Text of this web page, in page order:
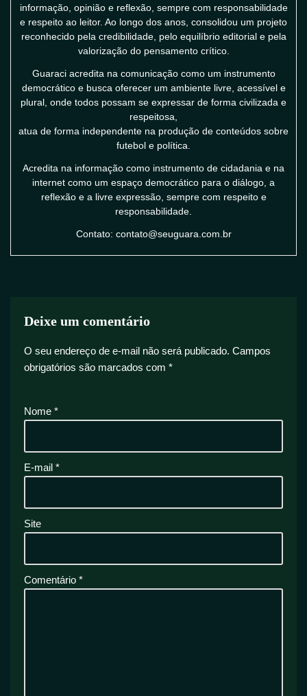
informação, opinião e reflexão, sempre com responsabilidade
e respeito ao leitor. Ao longo dos anos, consolidou um projeto
reconhecido pela credibilidade, pelo equilíbrio editorial e pela
valorização do pensamento crítico.
Guaraci acredita na comunicação como um instrumento
democrático e busca oferecer um ambiente livre, acessível e
plural, onde todos possam se expressar de forma civilizada e
respeitosa,
atua de forma independente na produção de conteúdos sobre
futebol e política.
Acredita na informação como instrumento de cidadania e na
internet como um espaço democrático para o diálogo, a
reflexão e a livre expressão, sempre com respeito e
responsabilidade.
Contato: contato@seuguara.com.br
Deixe um comentário
O seu endereço de e-mail não será publicado. Campos
obrigatórios são marcados com *
Nome *
E-mail *
Site
Comentário *